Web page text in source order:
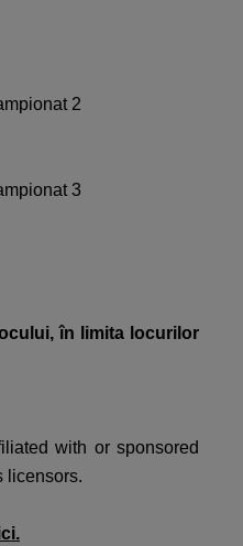
2​
3​
în limita locurilor
with or sponsored
licensors.